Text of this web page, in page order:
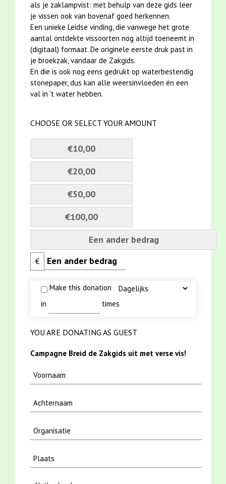
als je zaklampvist: met behulp van deze gids leer
je vissen ook van bovenaf goed herkennen.
Een unieke Leidse vinding, die vanwege het grote
aantal ontdekte vissoorten nog altijd toeneemt in
(digitaal) formaat. De originele eerste druk past in
je broekzak, vandaar de Zakgids.
En die is ook nog eens gedrukt op waterbestendig
stonepaper, dus kan alle weersinvloeden én een
val in 't water hebben.
CHOOSE OR SELECT YOUR AMOUNT
€10,00
€20,00
€50,00
€100,00
Een ander bedrag
€
Make this donation
in
times
YOU ARE DONATING AS GUEST
Campagne Breid de Zakgids uit met verse vis!